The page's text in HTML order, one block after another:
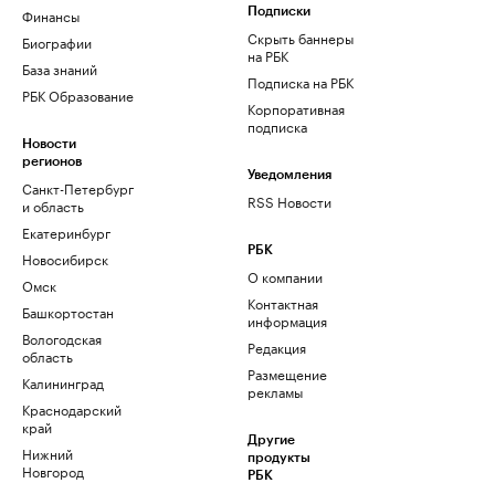
Финансы
Биографии
База знаний
РБК Образование
Новости
регионов
Санкт-Петербург
и область
Екатеринбург
Новосибирск
Омск
Башкортостан
Вологодская
область
Калининград
Краснодарский
край
Нижний
Новгород
Подписки
Скрыть баннеры
на РБК
Подписка на РБК
Корпоративная
подписка
Уведомления
RSS Новости
РБК
О компании
Контактная
информация
Редакция
Размещение
рекламы
Другие
продукты
РБК